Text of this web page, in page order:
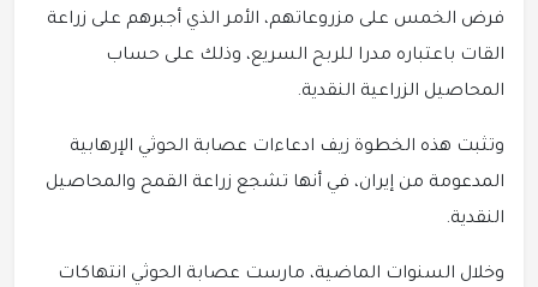
فرض الخمس على مزروعاتهم، الأمر الذي أجبرهم على زراعة
القات باعتباره مدرا للربح السريع، وذلك على حساب
المحاصيل الزراعية النقدية.
وتثبت هذه الخطوة زيف ادعاءات عصابة الحوثي الإرهابية
المدعومة من إيران، في أنها تشجع زراعة القمح والمحاصيل
النقدية.
وخلال السنوات الماضية، مارست عصابة الحوثي انتهاكات